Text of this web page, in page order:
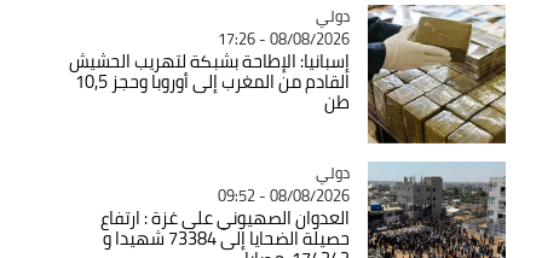
Catégorie
دولي
08/08/2026 - 17:26
إسبانيا: الإطاحة بشبكة لتهريب الحشيش
القادم من المغرب إلى أوروبا وحجز 10,5
طن
Catégorie
دولي
08/08/2026 - 09:52
العدوان الصهيوني على غزة : ارتفاع
حصيلة الضحايا إلى 73384 شهيدا و